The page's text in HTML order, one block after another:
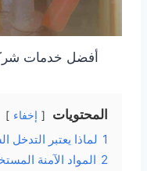
أفضل خدمات
المحتويات إخفاء
1 لماذا يعتبر التدخل
2 المواد الآمنة